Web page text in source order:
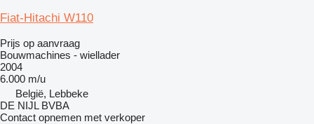
Fiat-Hitachi W110
Prijs op aanvraag
Bouwmachines - wiellader
2004
6.000 m/u
België, Lebbeke
DE NIJL BVBA
Contact opnemen met verkoper